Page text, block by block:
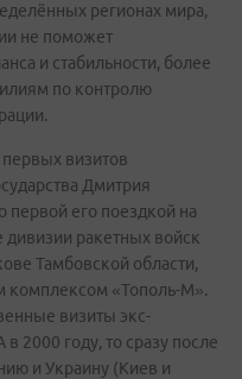
регионах мира,
не поможет
и стабильности, более
по контролю
визитов
Дмитрия
первой его поездкой на
дивизии ракетных войск
Тамбовской области,
«Тополь-М».
визиты экс-
2000 году, то сразу после
и Украину (Киев и